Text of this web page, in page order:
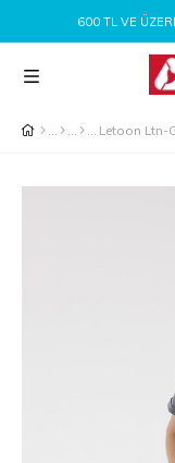
600 TL VE